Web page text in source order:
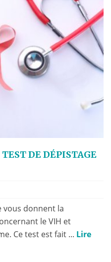
DE DÉPISTAGE
vous donnent la
le VIH et
Ce test est fait ... Lire